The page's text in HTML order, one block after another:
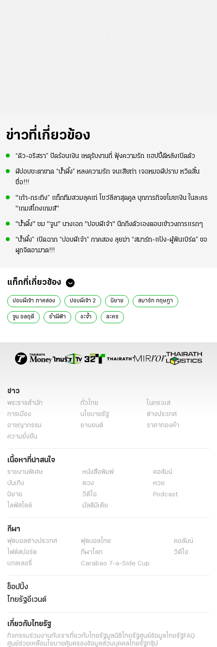
ข่าวที่เกี่ยวข้อง
“ดิว-อริสรา” ปัดร้อนเงิน เหตุรับงานถี่ ฟุ้งความรัก แฮปปี้ดีหลังเปิดตัว
ผีปอบชะตาขาด “น้ำผึ้ง” หลงความรัก จนเสียท่า เจอหมอผีปราบ หวิดสิ้น
ชื่อ!!!
"เก้า-กระทิง” แท็กทีมสวมลุคเท่ โชว์ลีลาสุดคูล บุกภารกิจขโมยเงิน ในละคร
"เกมส์โกงเกมส์"
"น้ำผึ้ง" ชม "จูน" นางเอก "ปอบผีเจ้า" นึกถึงตัวเองตอนเข้าวงการแรกๆ
“น้ำผึ้ง” เปิดฉาก “ปอบผีเจ้า” ภาคสอง ลุยฆ่า “สมาร์ท-แป้ง-ผู้พันเบิร์ด” ขอ
ผูกจิตอาฆาต!!!
แท็กที่เกี่ยวข้อง
ปอบผีเจ้า ภาคสอง ปอบผีเจ้า 2 นิยาย สมาร์ท กฤษฎา
จูน ชลฤดี รำผีฟ้า ขะจ้ำ ละคร
ข่าว
พระราชสำนัก ทั่วไทย
ในกระแส
การเมือง
นโยบายรัฐ
ต่างประเทศ
อาชญากรรม
ยานยนต์
ราคาทองคำ
ความยั่งยืน
เนื้อหาที่น่าสนใจ
รายงานพิเศษ หนังสือพิมพ์
คอลัมน์
บันเทิง
ดวง
หวย
นิยาย
วิดีโอ
Podcast
ไลฟ์สไตล์
มัลติมีเดีย
กีฬา
ฟุตบอลต่่างประเทศ ฟุตบอลไทย
คอลัมน์
ไฟต์สปอร์ต
กีฬาโลก
วิดีโอ
แกลเลอรี่
Carabao 7-a-Side Cup
ช็อปปิ้ง
ไทยรัฐอีเวนต์
เกี่ยวกับไทยรัฐ
กิจกรรมร่วมงานกับเราเกี่ยวกับไทยรัฐมูลนิธิไทยรัฐศูนย์ข้อมูลไทยรัฐFAQ
ศูนย์ช่วยเหลือนโยบายคุ้มครองข้อมูลส่วนบุคคลไทยรัฐกรุ๊ป